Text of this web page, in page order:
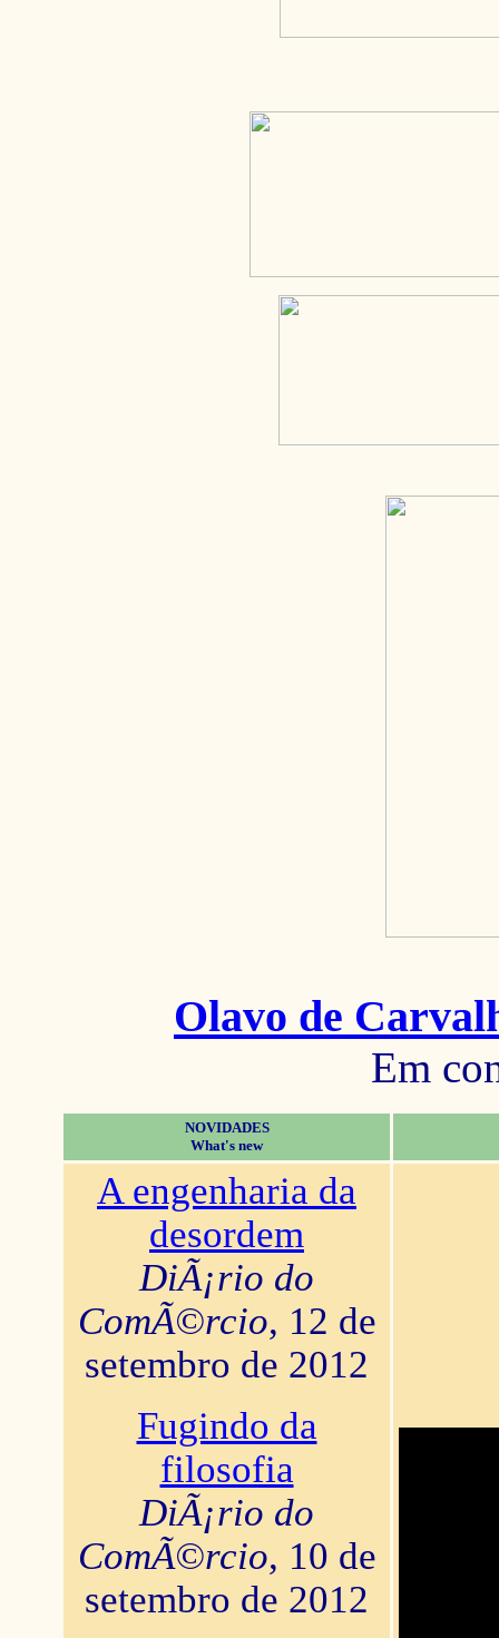
Olavo de
Em
NOVIDADES
What's new
A engenharia da
desordem
DiÃ¡rio do
ComÃ©rcio, 12 de
setembro de 2012
Fugindo da
filosofia
DiÃ¡rio do
ComÃ©rcio, 10 de
setembro de 2012